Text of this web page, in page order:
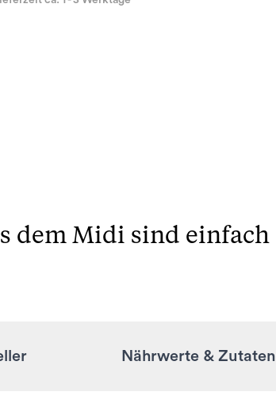
dem Midi sind einfach
Nährwerte & Zutaten